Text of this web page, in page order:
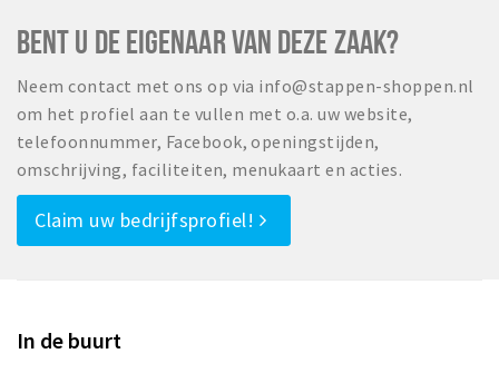
BENT U DE EIGENAAR VAN DEZE ZAAK?
Neem contact met ons op via info@stappen-shoppen.nl
om het profiel aan te vullen met o.a. uw website,
telefoonnummer, Facebook, openingstijden,
omschrijving, faciliteiten, menukaart en acties.
Claim uw bedrijfsprofiel!
In de buurt